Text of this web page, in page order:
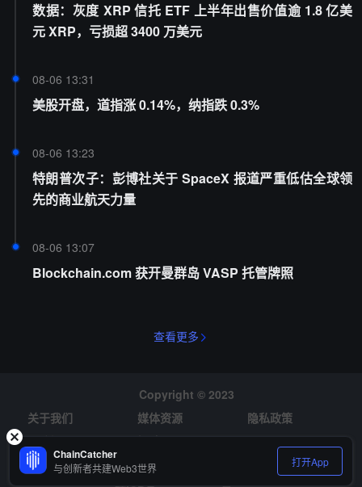
数据：灰度 XRP 信托 ETF 上半年出售价值逾 1.8 亿美
元 XRP，亏损超 3400 万美元
08-06 13:31
美股开盘，道指涨 0.14%，纳指跌 0.3%
08-06 13:23
特朗普次子：彭博社关于 SpaceX 报道严重低估全球领
先的商业航天力量
08-06 13:07
Blockchain.com 获开曼群岛 VASP 托管牌照
查看更多
Copyright © 2023
关于我们
媒体资源
隐私政策
风险提示
招聘
ChainCatcher
与创新者共建Web3世界 打开App